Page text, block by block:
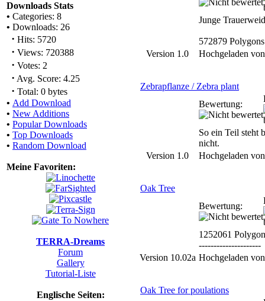
Downloads Stats
• Categories: 8
• Downloads: 26
· Hits: 5720
· Views: 720388
· Votes: 2
· Avg. Score: 4.25
· Total: 0 bytes
• Add Download
• New Additions
• Popular Downloads
• Top Downloads
• Random Download
Meine Favoriten:
TERRA-Dreams
Forum
Gallery
Tutorial-Liste
Englische Seiten:
Junge
572879 Polygons
Version 1.0
Hochgeladen
Zebrapflanze / Zebra plant
Bewertung:
So ein Teil steht
nicht.
Version 1.0
Hochgeladen
Oak Tree
Bewertung:
1252061
---------------------
Version 10.02a Hochgeladen
Oak Tree for poulations